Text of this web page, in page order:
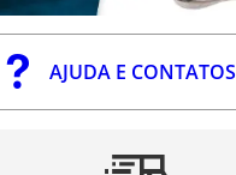
AJUDA E CONTATOS